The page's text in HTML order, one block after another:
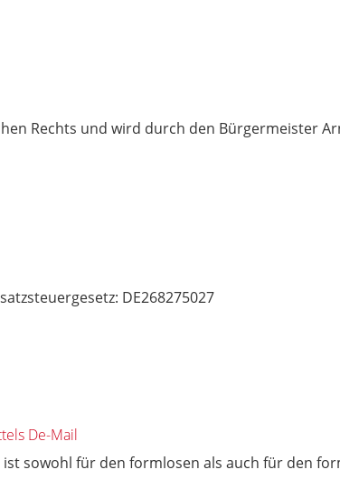
Rechts und wird durch den Bürgermeister
DE268275027
De-Mail
sowohl für den formlosen als auch für den